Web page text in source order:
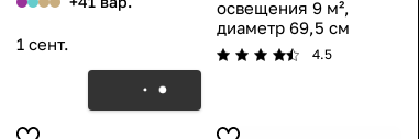
1 сент.
освещения 9 м²,
диаметр 69,5 см
4.5